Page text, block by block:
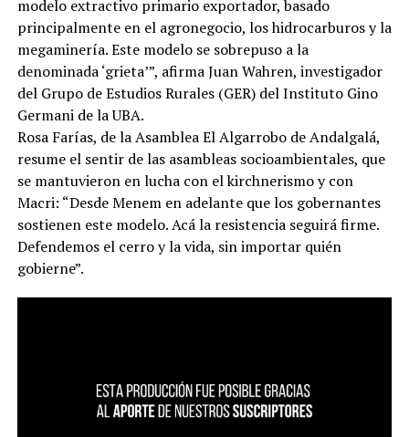
modelo extractivo primario exportador, basado
principalmente en el agronegocio, los hidrocarburos y la
megaminería. Este modelo se sobrepuso a la
denominada ‘grieta’”, afirma Juan Wahren, investigador
del Grupo de Estudios Rurales (GER) del Instituto Gino
Germani de la UBA.
Rosa Farías, de la Asamblea El Algarrobo de Andalgalá,
resume el sentir de las asambleas socioambientales, que
se mantuvieron en lucha con el kirchnerismo y con
Macri: “Desde Menem en adelante que los gobernantes
sostienen este modelo. Acá la resistencia seguirá firme.
Defendemos el cerro y la vida, sin importar quién
gobierne”.